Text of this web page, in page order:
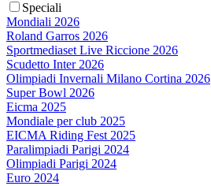
Speciali
Mondiali 2026
Roland Garros 2026
Sportmediaset Live Riccione 2026
Scudetto Inter 2026
Olimpiadi Invernali Milano Cortina 2026
Super Bowl 2026
Eicma 2025
Mondiale per club 2025
EICMA Riding Fest 2025
Paralimpiadi Parigi 2024
Olimpiadi Parigi 2024
Euro 2024